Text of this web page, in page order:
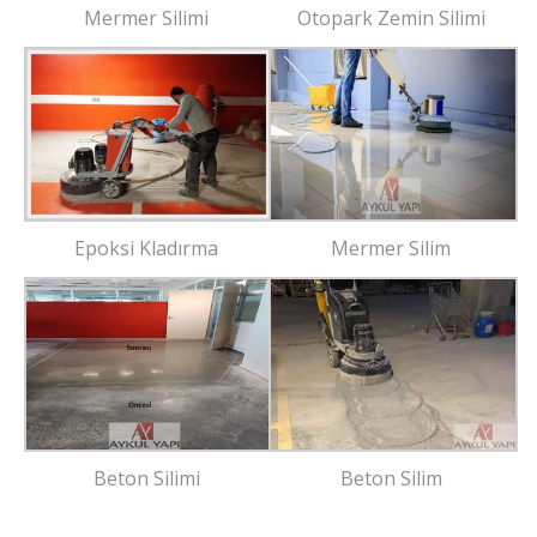
Mermer Silimi Otopark Zemin Silimi
Epoksi Kladırma Mermer Silim
Beton Silimi Beton Silim